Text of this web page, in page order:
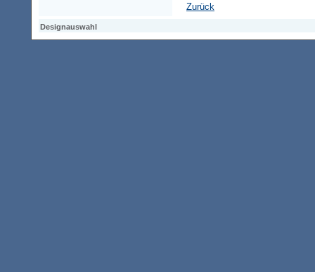
Zurück
Designauswahl
Designauswahl